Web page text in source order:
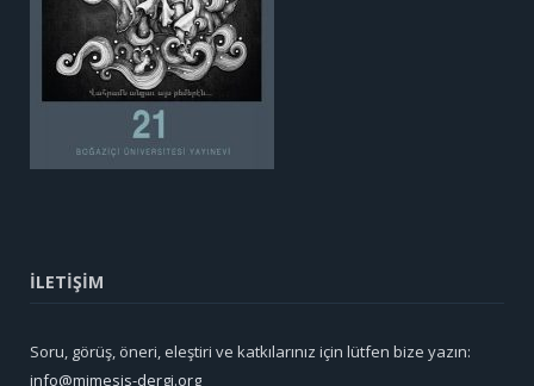
İLETİŞİM
Soru, görüş, öneri, eleştiri ve katkılarınız için lütfen bize yazın:
info@mimesis-dergi.org